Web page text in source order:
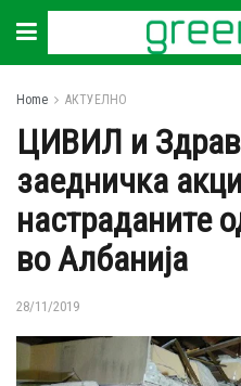
Home АКТУЕЛНО
ЦИВИЛ и
заедничка
настраданите
во Албанија
28/11/2019